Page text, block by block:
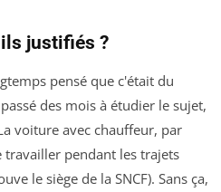
justifiés ?
pensé que c'était du
des mois à étudier le sujet,
voiture avec chauffeur, par
travailler pendant les trajets
le siège de la SNCF). Sans ça,